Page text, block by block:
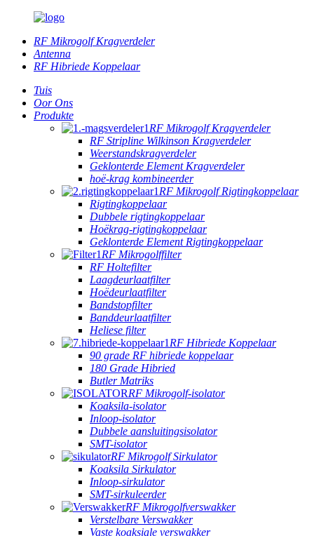
RF Mikrogolf Kragverdeler
Antenna
RF Hibriede Koppelaar
Tuis
Oor Ons
Produkte
RF Mikrogolf Kragverdeler
RF Stripline Wilkinson Kragverdeler
Weerstandskragverdeler
Geklonterde Element Kragverdeler
hoë-krag kombineerder
RF Mikrogolf Rigtingkoppelaar
Rigtingkoppelaar
Dubbele rigtingkoppelaar
Hoëkrag-rigtingkoppelaar
Geklonterde Element Rigtingkoppelaar
RF Mikrogolffilter
RF Holtefilter
Laagdeurlaatfilter
Hoëdeurlaatfilter
Bandstopfilter
Banddeurlaatfilter
Heliese filter
RF Hibriede Koppelaar
90 grade RF hibriede koppelaar
180 Grade Hibried
Butler Matriks
RF Mikrogolf-isolator
Koaksila-isolator
Inloop-isolator
Dubbele aansluitingsisolator
SMT-isolator
RF Mikrogolf Sirkulator
Koaksila Sirkulator
Inloop-sirkulator
SMT-sirkuleerder
RF Mikrogolfverswakker
Verstelbare Verswakker
Vaste koaksiale verswakker